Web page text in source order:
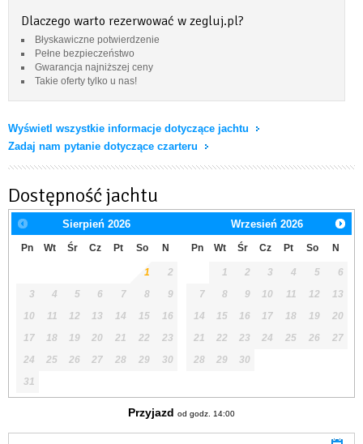
Dlaczego warto rezerwować w zegluj.pl?
Błyskawiczne potwierdzenie
Pełne bezpieczeństwo
Gwarancja najniższej ceny
Takie oferty tylko u nas!
Wyświetl wszystkie informacje dotyczące jachtu
Zadaj nam pytanie dotyczące czarteru
Dostępność jachtu
Sierpień 2026
Pn Wt Śr Cz Pt So N
1
2
3
4 5 6 7 8
9
10
11 12 13 14 15
16
17
18 19 20 21 22
23
24
25 26 27 28 29
30
31
Wrzesień 2026
Pn Wt Śr Cz Pt So N
1 2 3 4 5
6
7
8 9 10 11 12
13
14
15 16 17 18 19
20
21
22 23 24 25 26
27
28
29 30
Przyjazd od godz. 14:00